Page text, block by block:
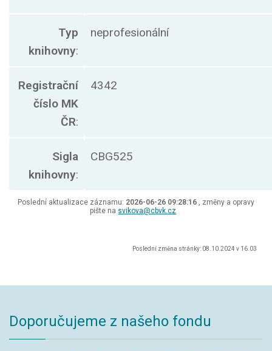
Typ
knihovny:
neprofesionální
Registrační
číslo MK
ČR:
4342
Sigla
knihovny:
CBG525
Poslední aktualizace záznamu: 2026-06-26 09:28:16 , změny a opravy
pište na svikova@cbvk.cz
Poslední změna stránky: 08.10.2024 v 16.03
Doporučujeme z našeho fondu